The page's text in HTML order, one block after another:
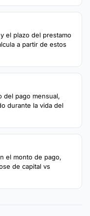
el plazo del prestamo
a partir de estos
del pago mensual,
durante la vida del
el monto de pago,
de capital vs